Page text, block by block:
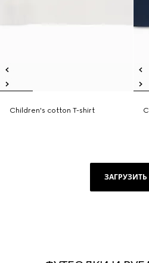
Children's cotton T-shirt
ЗАГРУЗИТЬ